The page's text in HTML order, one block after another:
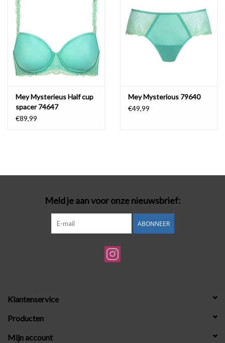
Mey Mysterieus Half cup
spacer 74647
€89,99
Mey Mysterious 79640
€49,99
Meld je aan voor onze nieuwsbrief:
ABONNEER
Klantenservice
Producten
Mijn account